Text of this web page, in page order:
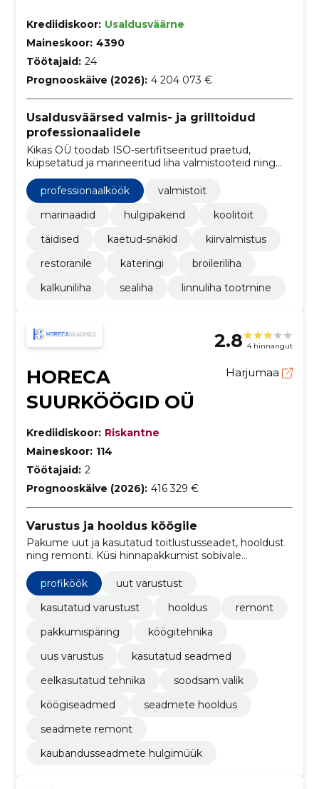
Krediidiskoor: Usaldusväärne
Maineskoor: 4390
Töötajaid: 24
Prognooskäive (2026): 4 204 073 €
Usaldusväärsed valmis- ja grilltoidud
professionaalidele
Kikas OÜ toodab ISO-sertifitseeritud praetud,
küpsetatud ja marineeritud liha valmistooteid ning
jaekaubandusele, tagades stabiilse tarne ja
toidukindluse.
professionaalköök
valmistoit
marinaadid
hulgipakend
koolitoit
täidised
kaetud-snäkid
kiirvalmistus
restoranile
kateringi
broileriliha
kalkuniliha
sealiha linnuliha tootmine
2.8 4 hinnangut
HORECA
SUURKÖÖGID OÜ
Harjumaa
Krediidiskoor: Riskantne
Maineskoor: 114
Töötajaid: 2
Prognooskäive (2026): 416 329 €
Varustus ja hooldus köögile
Pakume uut ja kasutatud toitlustusseadet, hooldust
ning remonti. Küsi hinnapakkumist sobivale
lahendusele.
profiköök
uut varustust
kasutatud varustust
hooldus
remont
pakkumispäring
köögitehnika
uus varustus
kasutatud seadmed
eelkasutatud tehnika
soodsam valik
köögiseadmed
seadmete hooldus
seadmete remont
kaubandusseadmete hulgimüük